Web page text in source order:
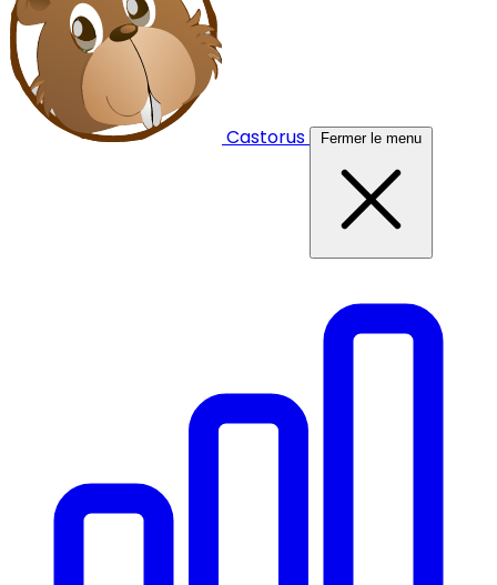
Castorus Fermer le menu